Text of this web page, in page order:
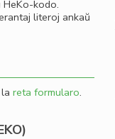
kodo.
literoj ankaŭ
reta formularo.